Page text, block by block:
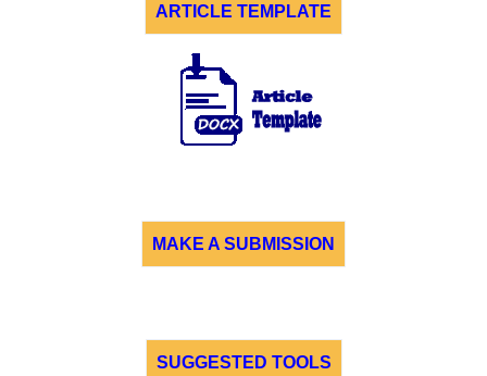
ARTICLE TEMPLATE
MAKE A SUBMISSION
SUGGESTED TOOLS